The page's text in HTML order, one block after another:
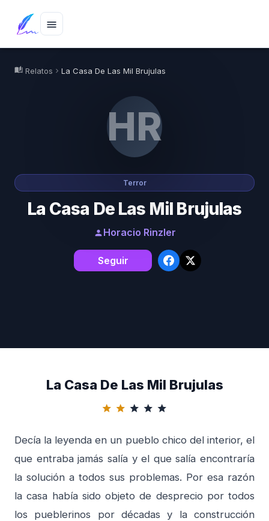
menu
auto_stories Relatos chevron_right La Casa De Las Mil Brujulas
HR
Terror
La Casa De Las Mil Brujulas
personHoracio Rinzler
Seguir
La Casa De Las Mil Brujulas
star star star star star
Decía la leyenda en un pueblo chico del interior, el
que entraba jamás salía y el que salía encontraría
la solución a todos sus problemas. Por esa razón
la casa había sido objeto de desprecio por todos
los pueblerinos por décadas y la construcción